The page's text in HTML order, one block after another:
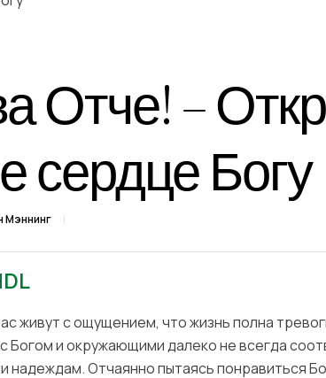
Отче! –
сердце Богу
Мэннинг
живут с ощущением, что жизнь полна
Богом и окружающими далеко не всегда
надеждам. Отчаянно пытаясь понравиться